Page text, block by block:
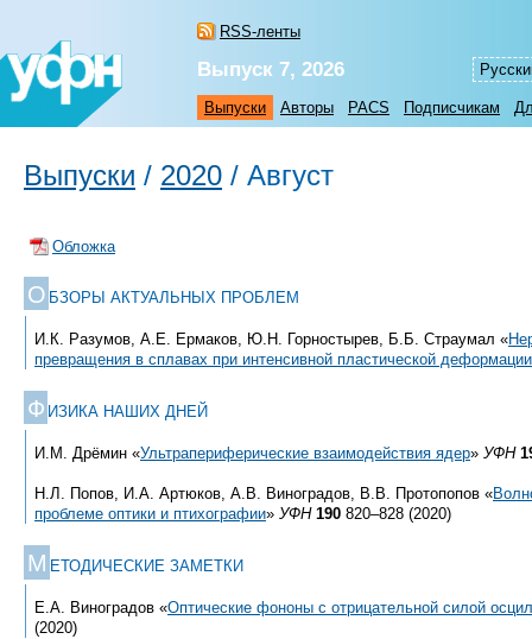
RSS-ленты
Выпуск 7, 2026
Выпуски Авторы PACS Подписчикам
Выпуски / 2020 / Август
Обложка
О БЗОРЫ АКТУАЛЬНЫХ ПРОБЛЕМ
И.К. Разумов, А.Е. Ермаков, Ю.Н. Горностырев, Б.Б. Страумал «
превращения в сплавах при интенсивной пластической деформации
Ф ИЗИКА НАШИХ ДНЕЙ
И.М. Дрёмин «Ультрапериферические взаимодействия ядер» УФН
Н.Л. Попов, И.А. Артюков, А.В. Виноградов, В.В. Протопопов «
проблеме оптики и птихографии» УФН 190 820–828 (2020)
М ЕТОДИЧЕСКИЕ ЗАМЕТКИ
Е.А. Виноградов «Оптические фононы с отрицательной силой
(2020)